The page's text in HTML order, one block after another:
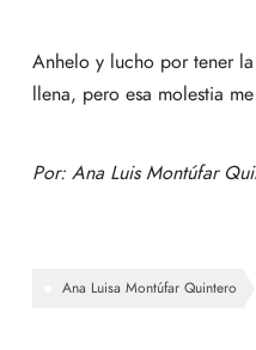
Anhelo y lucho por tener
llena, pero esa molestia
Por: Ana Luis Montúfar
Ana Luisa Montúfar Quintero